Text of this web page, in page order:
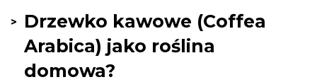
Drzewko kawowe (Coffea
Arabica) jako roślina
domowa?